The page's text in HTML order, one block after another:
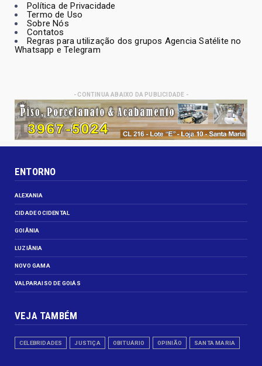
Política de Privacidade
Termo de Uso
Sobre Nós
Contatos
Regras para utilização dos grupos Agencia Satélite no
Whatsapp e Telegram
- CONTINUA ABAIXO DA PUBLICIDADE -
ENTORNO
ALEXANIA
CIDADE OCIDENTAL
GOIÂNIA
LUZIÂNIA
NOVO GAMA
VALPARAISO DE GOIÁS
VEJA TAMBÉM
CELEBRIDADES JUSTIÇA OBITUÁRIO OPINIÃO SANTA MARIA